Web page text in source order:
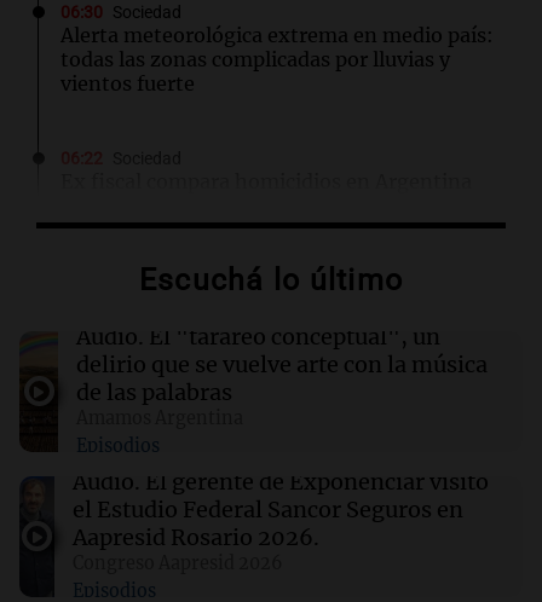
06:30 Sociedad
Alerta meteorológica extrema en medio país:
todas las zonas complicadas por lluvias y
vientos fuerte
Boca Juniors
duelo clave de octavos
06:11 Mundo
filipino por graves cargos de abuso y fraude
06:04 Mundo
Protestas de trabajadores sanitarios en el
salarios impagos
Escuchá lo último
Audio. El "tarareo conceptual", un
delirio que se vuelve arte con la música
de las palabras
Episodios
Audio. El gerente de Exponenciar visitó
el Estudio Federal Sancor Seguros en
Aapresid Rosario 2026.
Episodios